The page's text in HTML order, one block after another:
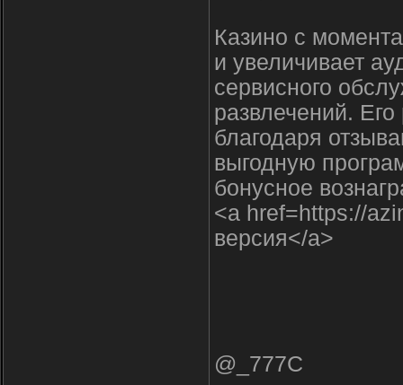
Казино с
и увеличивает
сервисного
развлечений.
благодаря
выгодную
бонусное
<a href=https://
версия</a>
@_777C